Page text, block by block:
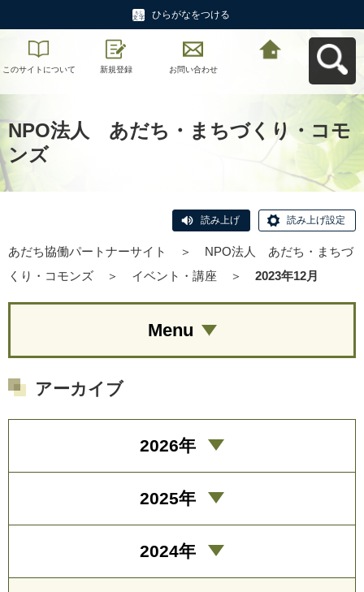
ひらがなをつける
このサイトについて 新規登録 お問い合わせ
NPO法人 あだち・まちづくり・コモ
ンズ
読み上げ 読み上げ設定
あだち協働パートナーサイト ＞
NPO法人 あだち・まちづ
くり・コモンズ
＞ イベント・講座 ＞ 2023年12月
Menu
アーカイブ
2026年
2025年
2024年